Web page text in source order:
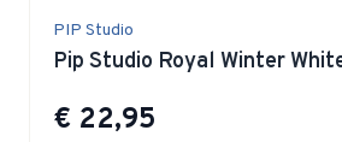
PIP Studio
Pip Studio Royal Winter
€ 22,95